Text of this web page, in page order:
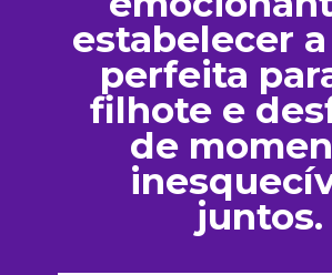
estabelecer
perfeita
filhote e
de
juntos.